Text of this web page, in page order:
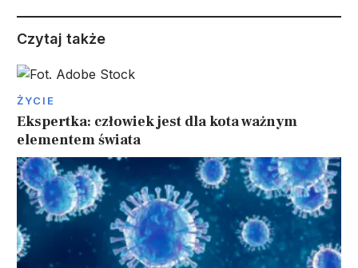
Czytaj także
ŻYCIE
Ekspertka: człowiek jest dla kota ważnym
elementem świata